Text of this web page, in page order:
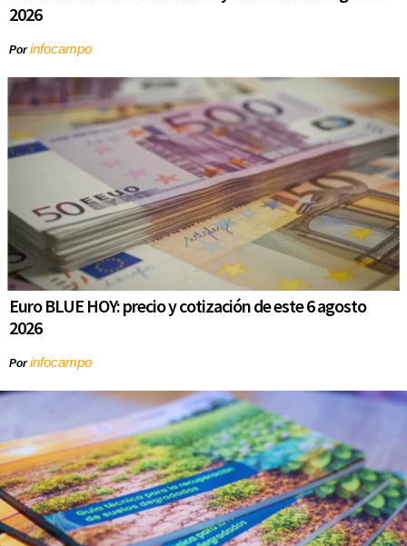
2026
Porinfocampo
Euro BLUE HOY: precio y cotización de este 6 agosto
2026
Porinfocampo